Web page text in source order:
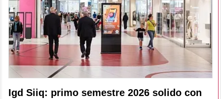
Igd Siiq: primo semestre 2026 solido con